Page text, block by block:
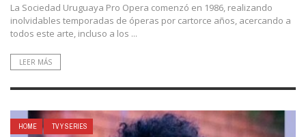
La Sociedad Uruguaya Pro Opera comenzó en 1986, realizando
inolvidables temporadas de óperas por cartorce años, acercando a
todos este arte, incluso a los ...
LEER MÁS
HOME TV Y SERIES